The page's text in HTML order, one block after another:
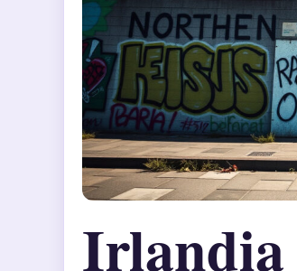
Irlandia